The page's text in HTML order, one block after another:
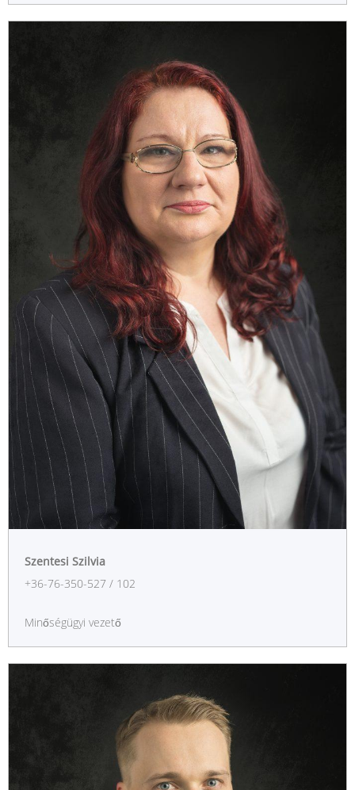
Szentesi Szilvia
+36-76-350-527 / 102
Minőségügyi vezető